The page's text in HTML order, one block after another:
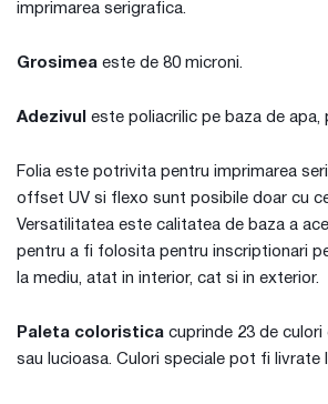
imprimarea serigrafica.
Grosimea este de 80 microni.
Adezivul este poliacrilic pe baza de apa,
Folia este potrivita pentru imprimarea
offset UV si flexo sunt posibile doar cu
Versatilitatea este calitatea de baza a
pentru a fi folosita pentru inscriptionari
la mediu, atat in interior, cat si in exterior.
Paleta coloristica cuprinde 23 de
sau lucioasa. Culori speciale pot fi livrate